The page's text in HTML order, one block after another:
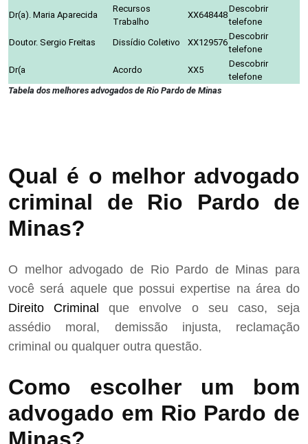
Dr(a). Maria Aparecida
Recursos
Trabalho
XX648448
Descobrir
telefone
Doutor. Sergio Freitas
Dissídio Coletivo XX129576
Descobrir
telefone
Dr(a
Acordo XX5
Descobrir
telefone
Tabela dos melhores advogados de Rio Pardo de Minas
Qual é o melhor advogado
criminal de Rio Pardo de
Minas?
O melhor advogado de Rio Pardo de Minas para
você será aquele que possui expertise na área do
Direito Criminal que envolve o seu caso, seja
assédio moral, demissão injusta, reclamação
criminal ou qualquer outra questão.
Como escolher um bom
advogado em Rio Pardo de